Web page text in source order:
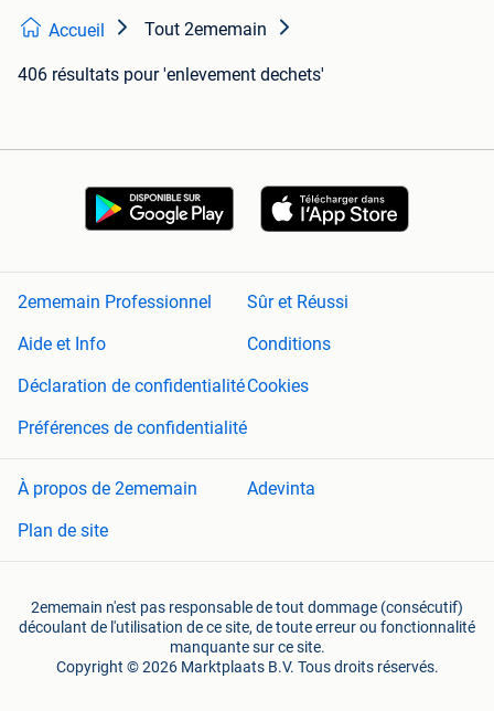
Accueil Tout 2ememain
406 résultats pour 'enlevement dechets'
2ememain Professionnel
Sûr et Réussi
Aide et Info
Conditions
Déclaration de confidentialitéCookies
Préférences de confidentialité
À propos de 2ememain
Adevinta
Plan de site
2ememain n'est pas responsable de tout dommage (consécutif)
découlant de l'utilisation de ce site, de toute erreur ou fonctionnalité
manquante sur ce site.
Copyright © 2026 Marktplaats B.V. Tous droits réservés.